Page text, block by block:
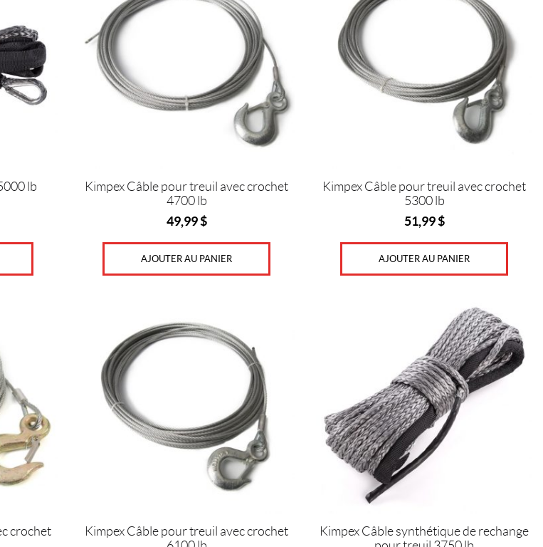
lb
Kimpex Câble pour treuil avec crochet
4700 lb
49,99$
AJOUTER AU PANIER
Kimpex Câble pour treuil avec crochet
5300 lb
51,99$
AJOUTER AU PANIER
crochet
Kimpex Câble pour treuil avec crochet
Kimpex Câble synthétique de rechange